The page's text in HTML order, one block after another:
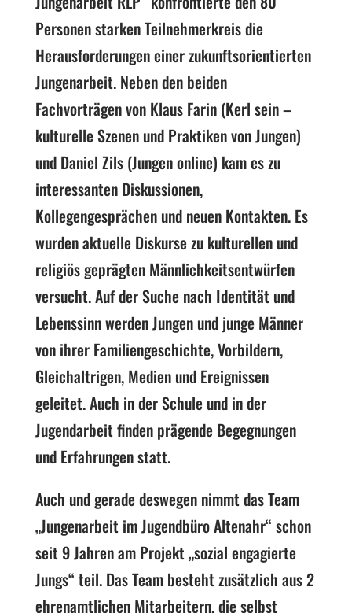
Personen starken Teilnehmerkreis die
Herausforderungen einer zukunftsorientierten
Jungenarbeit. Neben den beiden
Fachvorträgen von Klaus Farin (Kerl sein –
kulturelle Szenen und Praktiken von Jungen)
und Daniel Zils (Jungen online) kam es zu
interessanten Diskussionen,
Kollegengesprächen und neuen Kontakten. Es
wurden aktuelle Diskurse zu kulturellen und
religiös geprägten Männlichkeitsentwürfen
versucht. Auf der Suche nach Identität und
Lebenssinn werden Jungen und junge Männer
von ihrer Familiengeschichte, Vorbildern,
Gleichaltrigen, Medien und Ereignissen
geleitet. Auch in der Schule und in der
Jugendarbeit finden prägende Begegnungen
und Erfahrungen statt.
Auch und gerade deswegen nimmt das Team
„Jungenarbeit im Jugendbüro Altenahr“ schon
seit 9 Jahren am Projekt „sozial engagierte
Jungs“ teil. Das Team besteht zusätzlich aus 2
ehrenamtlichen Mitarbeitern, die selbst